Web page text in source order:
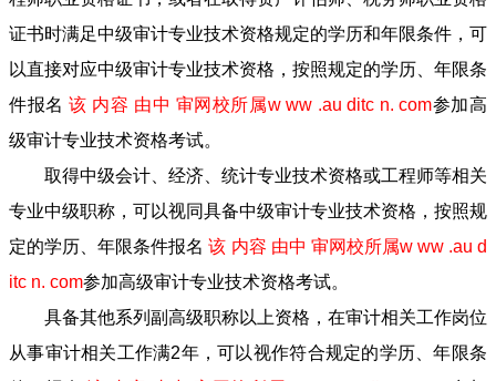
证书时满足中级审计专业技术资格规定的学历和年限条件，可
以直接对应中级审计专业技术资格，按照规定的学历、年限条
件报名 该 内容 由中 审网校所属w ww .au ditc n. com参加高
级审计专业技术资格考试。
取得中级会计、经济、统计专业技术资格或工程师等相关
专业中级职称，可以视同具备中级审计专业技术资格，按照规
定的学历、年限条件报名 该 内容 由中 审网校所属w ww .au d
itc n. com参加高级审计专业技术资格考试。
具备其他系列副高级职称以上资格，在审计相关工作岗位
从事审计相关工作满2年，可以视作符合规定的学历、年限条